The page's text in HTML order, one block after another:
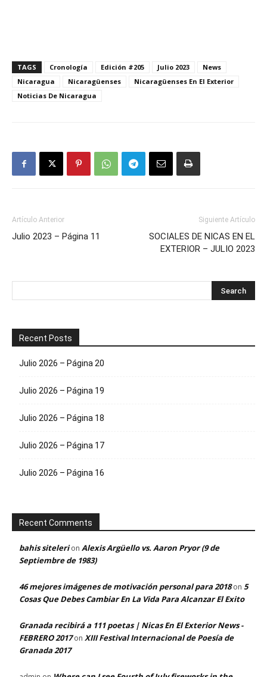
TAGS Cronología Edición #205 Julio 2023
News
Nicaragua
Nicaragüenses
Nicaragüenses En El Exterior
Noticias De Nicaragua
Artículo Anterior
Julio 2023 – Página 11
Siguiente Artículo
SOCIALES DE NICAS EN EL
EXTERIOR – JULIO 2023
Recent Posts
Julio 2026 – Página 20
Julio 2026 – Página 19
Julio 2026 – Página 18
Julio 2026 – Página 17
Julio 2026 – Página 16
Recent Comments
bahis sitelerion Alexis Argüello vs. Aaron Pryor (9 de
Septiembre de 1983)
46 mejores imágenes de motivación personal para 2018on 5
Cosas Que Debes Cambiar En La Vida Para Alcanzar El Exito
Granada recibirá a 111 poetas | Nicas En El Exterior News -
FEBRERO 2017on XIII Festival Internacional de Poesía de
Granada 2017